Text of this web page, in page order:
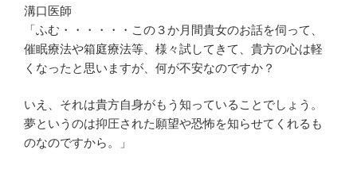
溝口医師
「ふむ・・・・・・この３か月間貴女のお話を伺って、
催眠療法や箱庭療法等、様々試してきて、貴方の心は軽
くなったと思いますが、何が不安なのですか？
いえ、それは貴方自身がもう知っていることでしょう。
夢というのは抑圧された願望や恐怖を知らせてくれるも
のなのですから。」